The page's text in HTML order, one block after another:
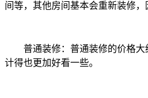
间等，其他房间基本会重新装修
普通装修：普通装修的价格大
计得也更加好看一些。